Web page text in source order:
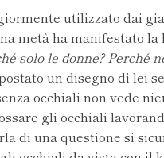
utilizzato dai
metà ha manifestato
solo le donne? Perché
un disegno di lei
occhiali non vede
gli occhiali
di una questione si